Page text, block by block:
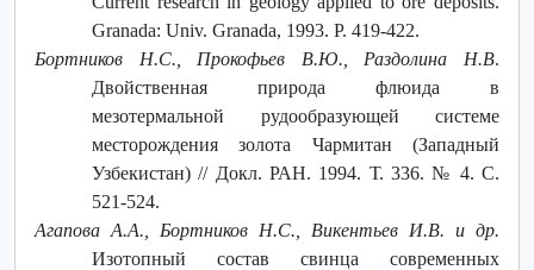
Granada: Univ. Granada, 1993. P. 419-422.
Бортников Н.С., Прокофьев В.Ю., Раздолина Н.В.
Двойственная природа флюида в
мезотермальной рудообразующей системе
месторождения золота Чармитан (Западный
Узбекистан) // Докл. РАН. 1994. Т. 336. № 4. С.
521-524.
Агапова А.А., Бортников Н.С., Викентьев И.В. и др.
Изотопный состав свинца современных